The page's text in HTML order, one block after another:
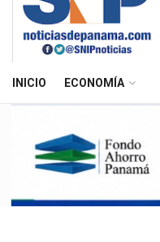
INICIO ECONOMÍA